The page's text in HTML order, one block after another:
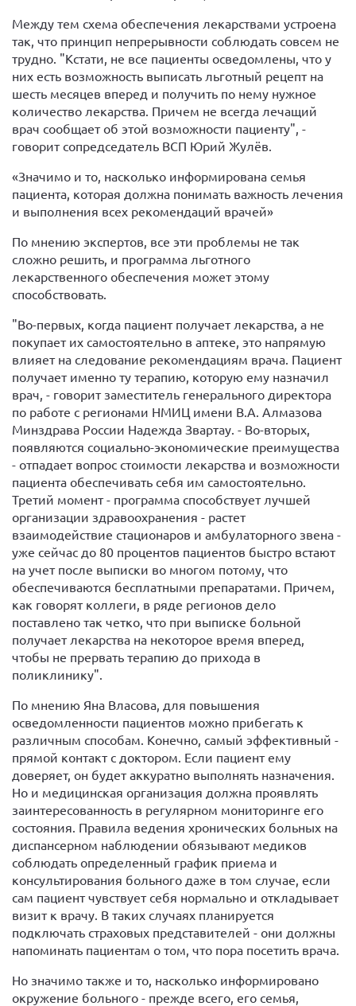
Между тем схема обеспечения лекарствами устроена
так, что принцип непрерывности соблюдать совсем не
трудно. "Кстати, не все пациенты осведомлены, что у
них есть возможность выписать льготный рецепт на
шесть месяцев вперед и получить по нему нужное
количество лекарства. Причем не всегда лечащий
врач сообщает об этой возможности пациенту", -
говорит сопредседатель ВСП Юрий Жулёв.
«Значимо и то, насколько информирована семья
пациента, которая должна понимать важность лечения
и выполнения всех рекомендаций врачей»
По мнению экспертов, все эти проблемы не так
сложно решить, и программа льготного
лекарственного обеспечения может этому
способствовать.
"Во-первых, когда пациент получает лекарства, а не
покупает их самостоятельно в аптеке, это напрямую
влияет на следование рекомендациям врача. Пациент
получает именно ту терапию, которую ему назначил
врач, - говорит заместитель генерального директора
по работе с регионами НМИЦ имени В.А. Алмазова
Минздрава России Надежда Звартау. - Во-вторых,
появляются социально-экономические преимущества
- отпадает вопрос стоимости лекарства и возможности
пациента обеспечивать себя им самостоятельно.
Третий момент - программа способствует лучшей
организации здравоохранения - растет
взаимодействие стационаров и амбулаторного звена -
уже сейчас до 80 процентов пациентов быстро встают
на учет после выписки во многом потому, что
обеспечиваются бесплатными препаратами. Причем,
как говорят коллеги, в ряде регионов дело
поставлено так четко, что при выписке больной
получает лекарства на некоторое время вперед,
чтобы не прервать терапию до прихода в
поликлинику".
По мнению Яна Власова, для повышения
осведомленности пациентов можно прибегать к
различным способам. Конечно, самый эффективный -
прямой контакт с доктором. Если пациент ему
доверяет, он будет аккуратно выполнять назначения.
Но и медицинская организация должна проявлять
заинтересованность в регулярном мониторинге его
состояния. Правила ведения хронических больных на
диспансерном наблюдении обязывают медиков
соблюдать определенный график приема и
консультирования больного даже в том случае, если
сам пациент чувствует себя нормально и откладывает
визит к врачу. В таких случаях планируется
подключать страховых представителей - они должны
напоминать пациентам о том, что пора посетить врача.
Но значимо также и то, насколько информировано
окружение больного - прежде всего, его семья,